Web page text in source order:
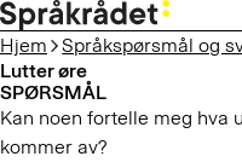
HOPP
TIL
HOVEDINNHOLD
Hjem
Språkspørsmål og
Lutter øre
SPØRSMÅL
Kan noen fortelle meg hva
kommer av?